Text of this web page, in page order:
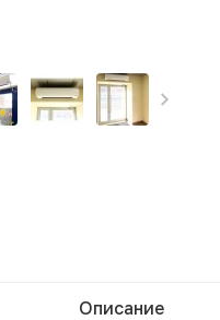
Описание